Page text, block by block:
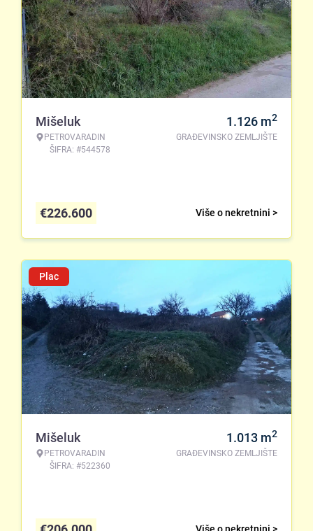
Mišeluk
PETROVARADIN
ŠIFRA: #544578
1.126 m2
GRAĐEVINSKO ZEMLJIŠTE
Više o nekretnini >
€226.600
Plac
Mišeluk
PETROVARADIN
ŠIFRA: #522360
1.013 m2
GRAĐEVINSKO ZEMLJIŠTE